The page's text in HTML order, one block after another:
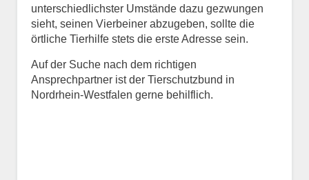
unterschiedlichster Umstände dazu gezwungen
sieht, seinen Vierbeiner abzugeben, sollte die
örtliche Tierhilfe stets die erste Adresse sein.
Auf der Suche nach dem richtigen
Ansprechpartner ist der Tierschutzbund in
Nordrhein-Westfalen gerne behilflich.